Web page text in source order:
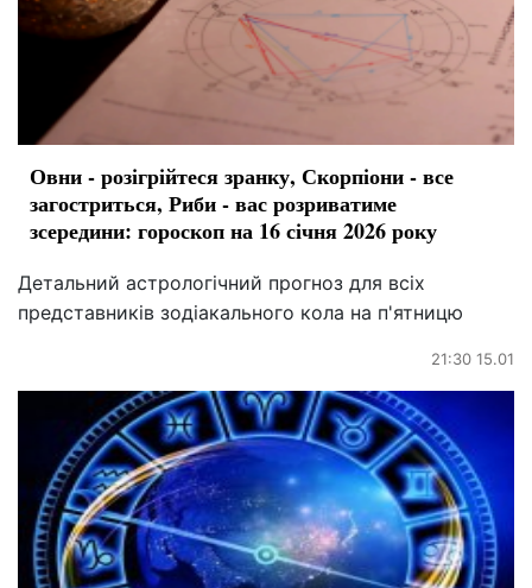
Овни - розігрійтеся зранку, Скорпіони - все
загостриться, Риби - вас розриватиме
зсередини: гороскоп на 16 січня 2026 року
Детальний астрологічний прогноз для всіх
представників зодіакального кола на п'ятницю
21:30 15.01